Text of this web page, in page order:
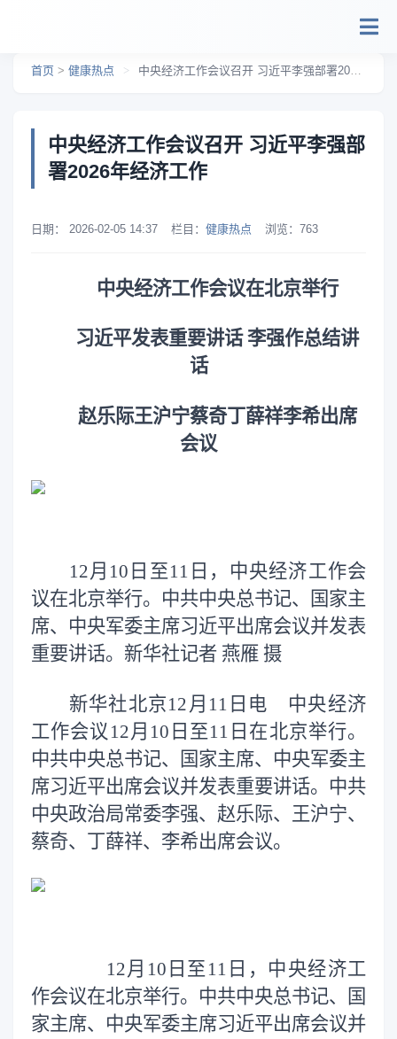
首页 > 健康热点 > 中央经济工作会议召开 习近平李强部署2026年经济工作
中央经济工作会议召开 习近平李强部
署2026年经济工作
日期： 2026-02-05 14:37 栏目： 健康热点 浏览： 763
中央经济工作会议在北京举行
习近平发表重要讲话 李强作总结讲
话
赵乐际王沪宁蔡奇丁薛祥李希出席
会议
12月10日至11日，中央经济工作会
议在北京举行。中共中央总书记、国家主
席、中央军委主席习近平出席会议并发表
重要讲话。新华社记者 燕雁 摄
新华社北京12月11日电 中央经济
工作会议12月10日至11日在北京举行。
中共中央总书记、国家主席、中央军委主
席习近平出席会议并发表重要讲话。中共
中央政治局常委李强、赵乐际、王沪宁、
蔡奇、丁薛祥、李希出席会议。
12月10日至11日，中央经济工
作会议在北京举行。中共中央总书记、国
家主席、中央军委主席习近平出席会议并